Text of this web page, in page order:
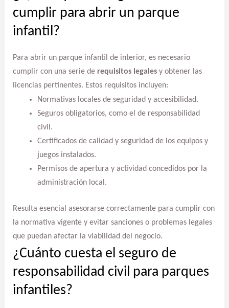
cumplir para abrir un parque
infantil?
Para abrir un parque infantil de interior, es necesario
cumplir con una serie de requisitos legalesy obtener las
licencias pertinentes. Estos requisitos incluyen:
Normativas locales de seguridad y accesibilidad.
Seguros obligatorios, como el de responsabilidad
civil.
Certificados de calidad y seguridad de los equipos y
juegos instalados.
Permisos de apertura y actividad concedidos por la
administración local.
Resulta esencial asesorarse correctamente para cumplir con
la normativa vigente y evitar sanciones o problemas legales
que puedan afectar la viabilidad del negocio.
¿Cuánto cuesta el seguro de
responsabilidad civil para parques
infantiles?